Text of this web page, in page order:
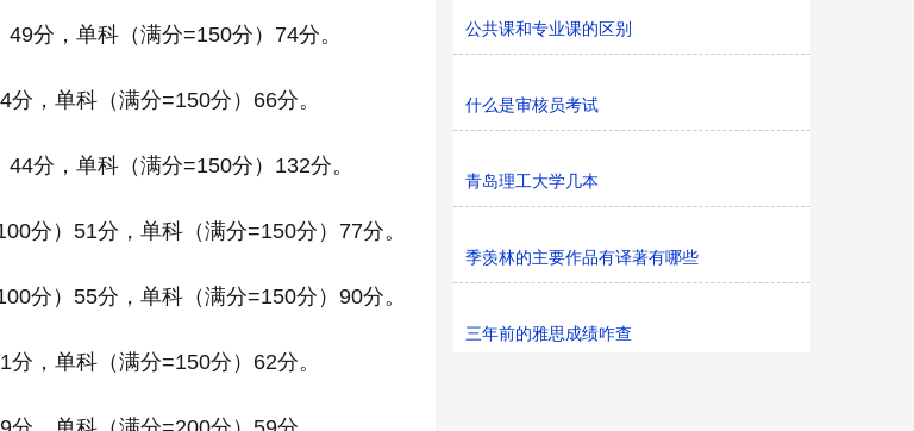
分，单科（满分=150分）74分。
，单科（满分=150分）66分。
分，单科（满分=150分）132分。
分）51分，单科（满分=150分）77分。
分）55分，单科（满分=150分）90分。
，单科（满分=150分）62分。
公共课和专业课的区别
什么是审核员考试
青岛理工大学几本
季羡林的主要作品有译著有哪些
三年前的雅思成绩咋查